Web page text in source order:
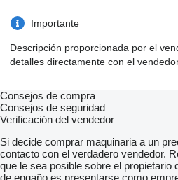
Importante
Descripción proporcionada por el
detalles directamente con el
Consejos de compra
Consejos de seguridad
Verificación del vendedor
Si decide comprar maquinaria a un
contacto con el verdadero vendedor.
que le sea posible sobre el propietario